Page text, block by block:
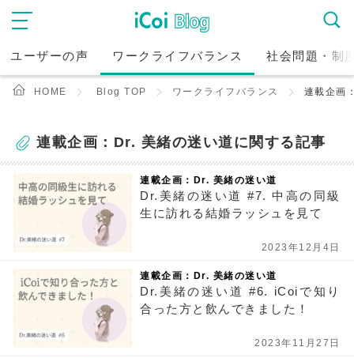
ユーザーの声 ワークライフバランス 社会問題・制
HOME Blog TOP ワークライフバランス 連載企画
連載企画：Dr. 美緒の迷い道に関する記事
連載企画：Dr. 美緒の迷い道
Dr.美緒の迷い道 #7. 中高の同級
生に訪れる結婚ラッシュを見て
2023年12月4日
連載企画：Dr. 美緒の迷い道
Dr.美緒の迷い道 #6. iCoiで知り
合った方と飲んできました！
2023年11月27日